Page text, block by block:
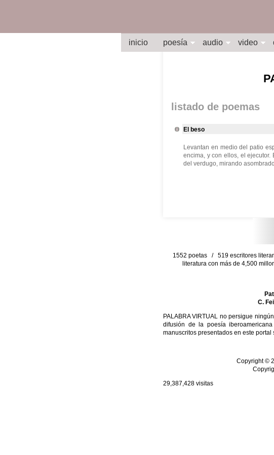
inicio poesía audio video
listado de poemas
El beso
Levantan en medio del patio
encima, y con ellos, el
del verdugo, mirando
1552 poetas / 519 escritores
literatura con más de 4,500
C.
PALABRA VIRTUAL no persigue
difusión de la poesía
manuscritos presentados en este
Copyright ©
29,387,428 visitas